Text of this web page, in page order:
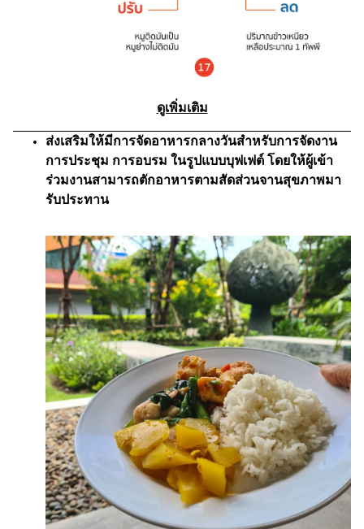
ดูเพิ่มเติม
ส่งเสริมให้มีการจัดอาหารกลางวันสำหรับการจัดงาน
การประชุม การอบรม ในรูปแบบบุฟเฟต์ โดยให้ผู้เข้า
ร่วมงานสามารถตักอาหารตามสัดส่วนจานสุขภาพมา
รับประทาน